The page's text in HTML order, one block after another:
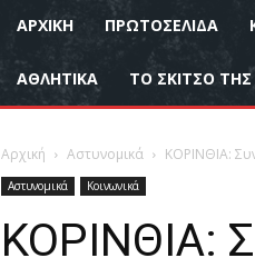
ΑΡΧΙΚΉ ΠΡΩΤΟΣΕΛΙΔΑ
ΑΘΛΗΤΙΚΆ ΤΟ ΣΚΙΤΣΟ
Αρχική Αστυνομικά ΚΟΡΙΝΘΙΑ:
Αστυνομικά Κοινωνικά
ΚΟΡΙΝΘΙΑ: